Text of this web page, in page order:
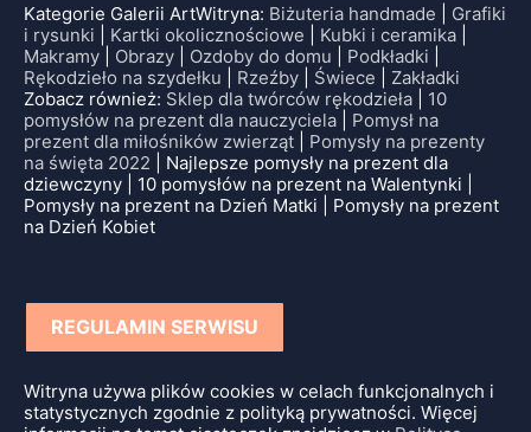
Kategorie Galerii ArtWitryna: Biżuteria handmade
Grafiki
i rysunki
Kartki okolicznościowe Kubki i ceramika
Makramy
Obrazy Ozdoby do domu Podkładki
Rękodzieło na szydełku
Rzeźby Świece
Zakładki
Zobacz również: Sklep dla twórców rękodzieła
10
pomysłów na prezent dla nauczyciela
Pomysł na
prezent dla miłośników zwierząt
Pomysły na prezenty
na święta 2022 | Najlepsze pomysły na prezent dla
dziewczyny | 10 pomysłów na prezent na Walentynki |
Pomysły na prezent na Dzień Matki | Pomysły na prezent
na Dzień Kobiet
REGULAMIN SERWISU
Witryna używa plików cookies w celach funkcjonalnych i
statystycznych zgodnie z polityką prywatności. Więcej